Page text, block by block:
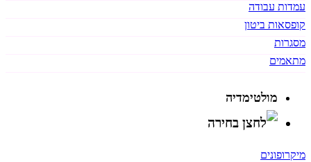
עמדות עבודה
קופסאות ביטון
מסגרות
מתאמים
מולטימדיה
מיקרופונים